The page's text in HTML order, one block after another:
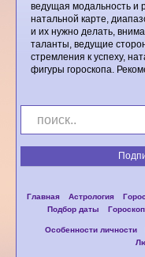
ведущая модальность и
натальной карте,
и их нужно делать,
таланты, ведущие
стремления к успеху,
фигуры гороскопа.
Главная Астрология
Подбор даты
Особенности личности